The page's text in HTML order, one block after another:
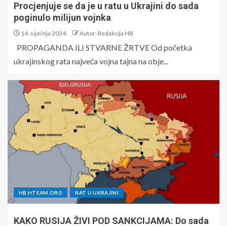
Procjenjuje se da je u ratu u Ukrajini do sada
poginulo milijun vojnka
14. siječnja 2024. Autor: Redakcija HB
PROPAGANDA ILI STVARNE ŽRTVE Od početka
ukrajinskog rata najveća vojna tajna na obje...
HB.HTEAM.ORG RAT U UKRAJINI
KAKO RUSIJA ŽIVI POD SANKCIJAMA: Do sada